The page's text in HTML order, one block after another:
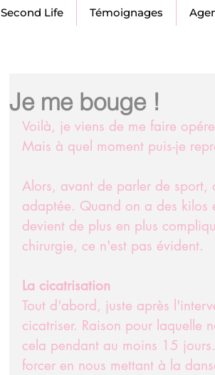
Second Life Témoignages
Je me bouge !
Voilà, je viens de me faire
Mais à quel moment puis-je
Alors, avant de parler de
adaptée. Quand on a des
devient de plus en plus
chirurgie, ce n'est pas évident.
La cicatrisation
Tout d'abord, juste après
cicatriser. Raison pour laquelle
cela pendant au moins 15
forcer en nous mettant à la